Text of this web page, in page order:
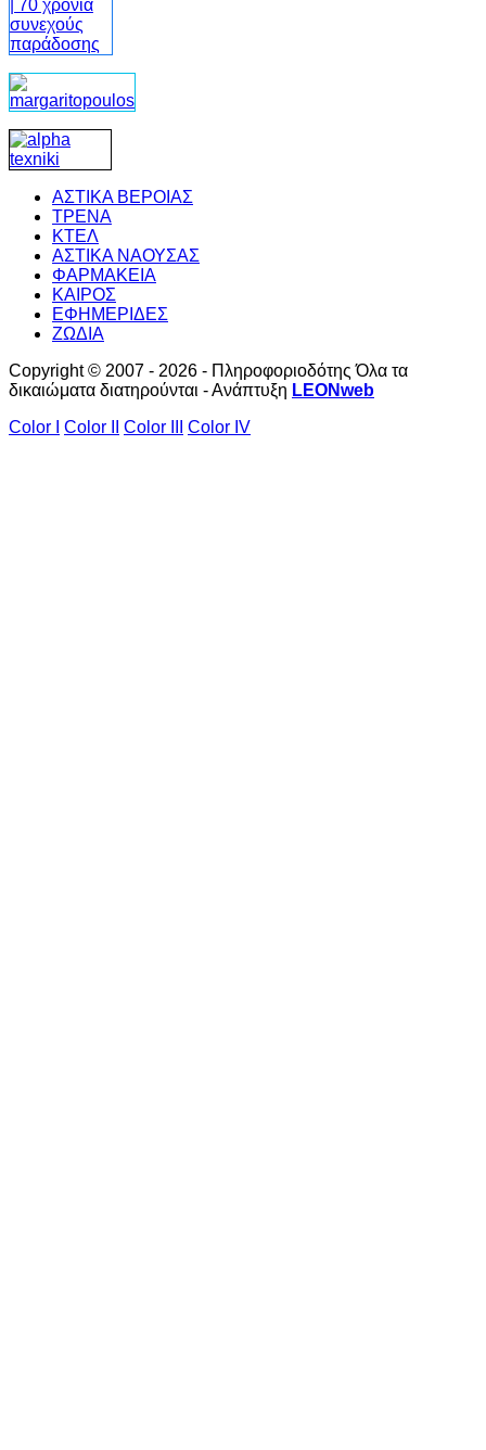
ΑΣΤΙΚΑ ΒΕΡΟΙΑΣ
ΤΡΕΝΑ
ΚΤΕΛ
ΑΣΤΙΚΑ ΝΑΟΥΣΑΣ
ΦΑΡΜΑΚΕΙΑ
ΚΑΙΡΟΣ
ΕΦΗΜΕΡΙΔΕΣ
ΖΩΔΙΑ
Copyright © 2007 - 2026 - Πληροφοριοδότης Όλα τα
δικαιώματα διατηρούνται - Ανάπτυξη LEONweb
Color I
Color II Color III Color IV